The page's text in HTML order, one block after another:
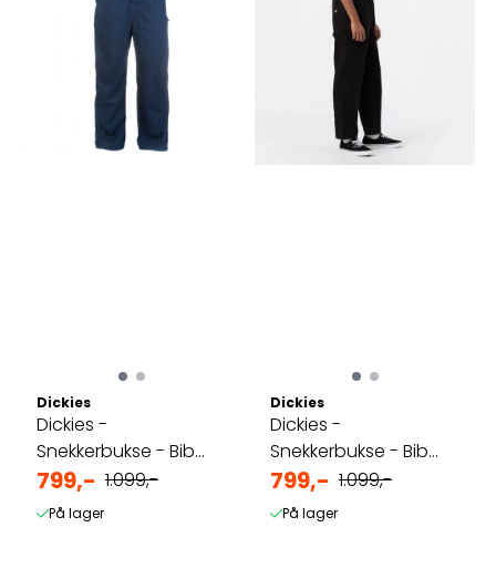
Dickies
Dickies -
Snekkerbukse - Bib
Overall - Rinsed
Indigo - Blå
799,- 1.099,-
På lager
Dickies
Dickies -
Snekkerbukse - Bib
Overall- Sort Canvas
799,- 1.099,-
På lager